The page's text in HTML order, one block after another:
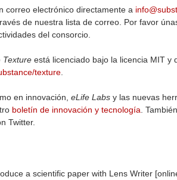
correo electrónico directamente a
de nuestra lista de correo. Por favor
del consorcio.
Texture está licenciado bajo la licencia MIT y
texture
en innovación, eLife Labs y las nuevas
boletín de innovación y tecnología .
Twitter.
a scientific paper with Lens Writer